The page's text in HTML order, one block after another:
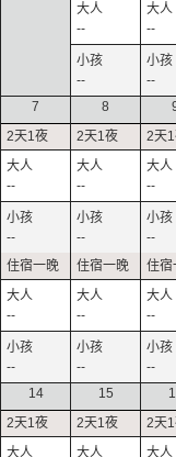
--
--
--
--
7
--
--
--
--
8
--
--
--
--
--
--
--
--
14
15